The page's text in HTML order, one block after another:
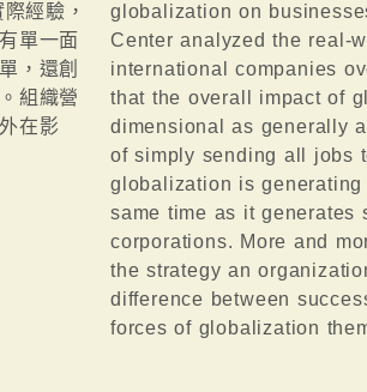
經驗，
單一面
，還創
組織營
在影
globalization on
Center analyzed the real-
international companies
that the overall impact of
dimensional as generally
of simply sending all jobs
globalization is
same time as it generates
corporations. More and
the strategy an
difference between
forces of globalization